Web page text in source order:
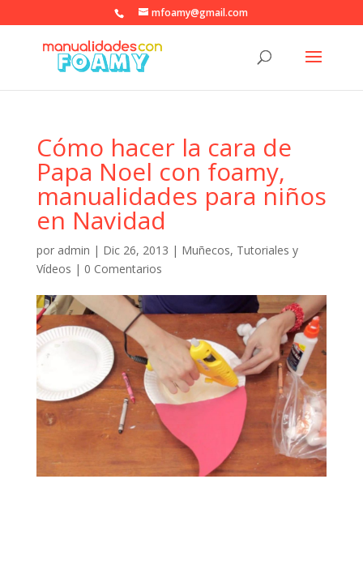
mfoamy@gmail.com
Cómo hacer la cara de
Papa Noel con foamy,
manualidades para niños
en Navidad
por admin | Dic 26, 2013 | Muñecos, Tutoriales y
Vídeos | 0 Comentarios